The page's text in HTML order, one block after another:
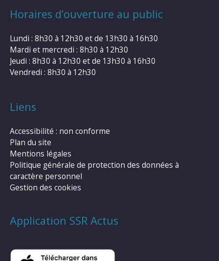
Horaires d’ouverture au public
Lundi : 8h30 à 12h30 et de 13h30 à 16h30
Mardi et mercredi : 8h30 à 12h30
Jeudi : 8h30 à 12h30 et de 13h30 à 16h30
Vendredi : 8h30 à 12h30
Liens
Accessibilité : non conforme
Plan du site
Mentions légales
Politique générale de protection des données à
caractère personnel
Gestion des cookies
Application SSR Actus